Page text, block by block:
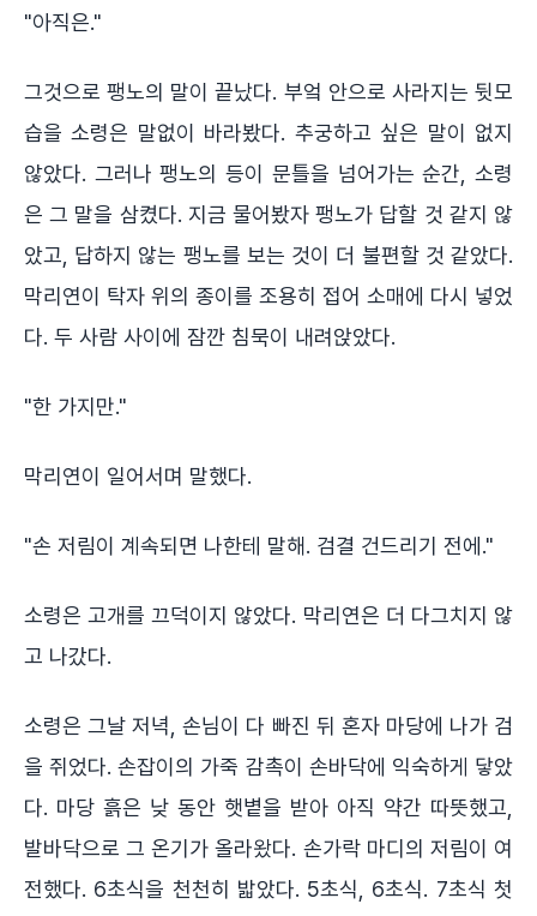
"아직은."
그것으로 팽노의 말이 끝났다. 부엌 안으로 사라지는 뒷모
습을 소령은 말없이 바라봤다. 추궁하고 싶은 말이 없지
않았다. 그러나 팽노의 등이 문틀을 넘어가는 순간, 소령
은 그 말을 삼켰다. 지금 물어봤자 팽노가 답할 것 같지 않
았고, 답하지 않는 팽노를 보는 것이 더 불편할 것 같았다.
막리연이 탁자 위의 종이를 조용히 접어 소매에 다시 넣었
다. 두 사람 사이에 잠깐 침묵이 내려앉았다.
"한 가지만."
막리연이 일어서며 말했다.
"손 저림이 계속되면 나한테 말해. 검결 건드리기 전에."
소령은 고개를 끄덕이지 않았다. 막리연은 더 다그치지 않
고 나갔다.
소령은 그날 저녁, 손님이 다 빠진 뒤 혼자 마당에 나가 검
을 쥐었다. 손잡이의 가죽 감촉이 손바닥에 익숙하게 닿았
다. 마당 흙은 낮 동안 햇볕을 받아 아직 약간 따뜻했고,
발바닥으로 그 온기가 올라왔다. 손가락 마디의 저림이 여
전했다. 6초식을 천천히 밟았다. 5초식, 6초식. 7초식 첫